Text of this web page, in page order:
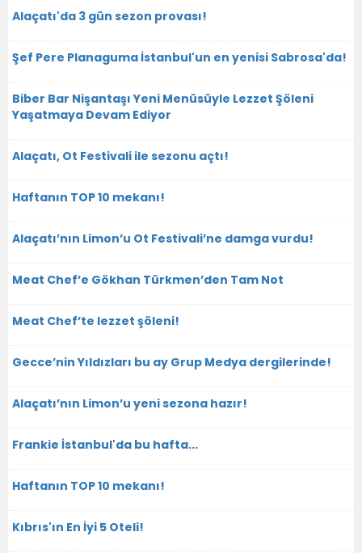
Alaçatı'da 3 gün sezon provası!
Şef Pere Planaguma İstanbul'un en yenisi Sabrosa'da!
Biber Bar Nişantaşı Yeni Menüsüyle Lezzet Şöleni
Yaşatmaya Devam Ediyor
Alaçatı, Ot Festivali ile sezonu açtı!
Haftanın TOP 10 mekanı!
Alaçatı’nın Limon’u Ot Festivali’ne damga vurdu!
Meat Chef’e Gökhan Türkmen’den Tam Not
Meat Chef’te lezzet şöleni!
Gecce’nin Yıldızları bu ay Grup Medya dergilerinde!
Alaçatı’nın Limon’u yeni sezona hazır!
Frankie İstanbul'da bu hafta...
Haftanın TOP 10 mekanı!
Kıbrıs'ın En İyi 5 Oteli!